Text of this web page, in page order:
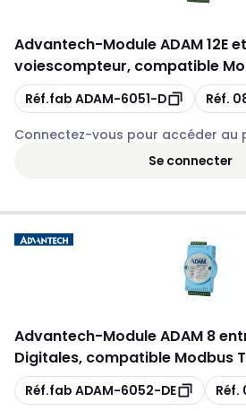
Advantech-Module ADAM 12E
voiescompteur, compatible
Copie
Réf.fab ADAM-6051-D Copie
Réf.
Connectez-vous pour accéder au
Se connecter
Advantech-Module ADAM 8
Digitales, compatible Modbus
Copie
Réf.fab ADAM-6052-DE Copie
Réf.